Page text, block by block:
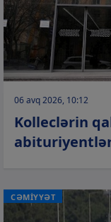
06 avq 2026, 10:12
Kolleclərin
CƏMİYYƏT